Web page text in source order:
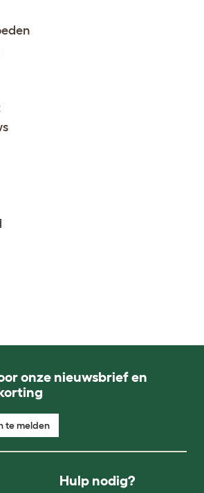
onze nieuwsbrief en
te melden
Hulp nodig?